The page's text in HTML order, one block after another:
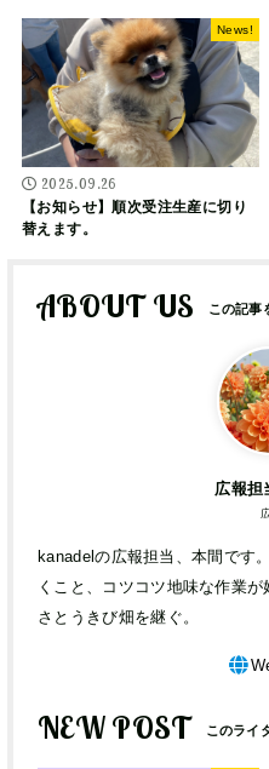
News!
2025.09.26
【お知らせ】順次受注生産に切り
替えます。
ABOUT US
広報担
kanadelの広報担当、本間です
くこと、コツコツ地味な作業
さとうきび畑を継ぐ。
NEW POST